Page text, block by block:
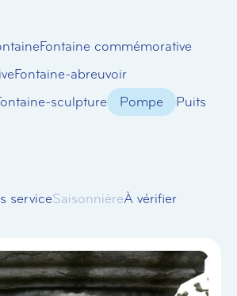
Fontaine commémorative
Fontaine-abreuvoir
sculpture Pompe
Puits
serviceSaisonnièreÀ vérifier